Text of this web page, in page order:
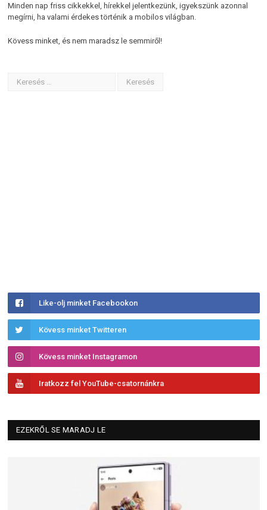
Minden nap friss cikkekkel, hírekkel jelentkezünk, igyekszünk azonnal
megírni, ha valami érdekes történik a mobilos világban.
Kövess minket, és nem maradsz le semmiről!
Like-olj minket Facebookon
Kövess minket Twitteren
Kövess minket Instagramon
Iratkozz fel YouTube-csatornánkra
EZEKRŐL SE MARADJ LE